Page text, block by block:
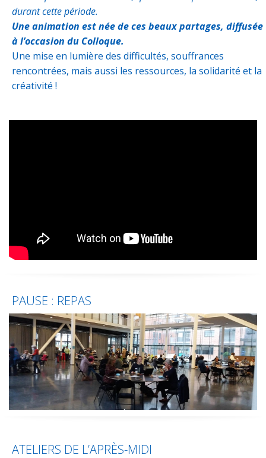
durant cette période.
Une animation est née de ces beaux partages, diffusée
à l’occasion du Colloque.
Une mise en lumière des difficultés, souffrances
rencontrées, mais aussi les ressources, la solidarité et la
créativité !
PAUSE : REPAS
ATELIERS DE L’APRÈS-MIDI